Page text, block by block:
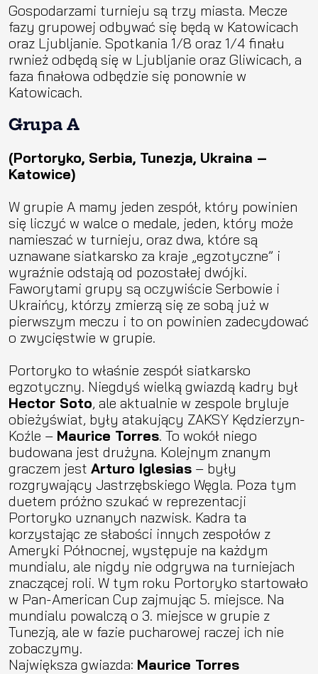
Gospodarzami turnieju są trzy miasta. Mecze
fazy grupowej odbywać się będą w Katowicach
oraz Ljubljanie. Spotkania 1/8 oraz 1/4 finału
rwnież odbędą się w Ljubljanie oraz Gliwicach, a
faza finałowa odbędzie się ponownie w
Katowicach.
Grupa A
(Portoryko, Serbia, Tunezja, Ukraina –
Katowice)
W grupie A mamy jeden zespół, który powinien
się liczyć w walce o medale, jeden, który może
namieszać w turnieju, oraz dwa, które są
uznawane siatkarsko za kraje „egzotyczne” i
wyraźnie odstają od pozostałej dwójki.
Faworytami grupy są oczywiście Serbowie i
Ukraińcy, którzy zmierzą się ze sobą już w
pierwszym meczu i to on powinien zadecydować
o zwycięstwie w grupie.
Portoryko to właśnie zespół siatkarsko
egzotyczny. Niegdyś wielką gwiazdą kadry był
Hector Soto, ale aktualnie w zespole bryluje
obieżyświat, były atakujący ZAKSY Kędzierzyn-
Koźle – Maurice Torres. To wokół niego
budowana jest drużyna. Kolejnym znanym
graczem jest Arturo Iglesias – były
rozgrywający Jastrzębskiego Węgla. Poza tym
duetem próżno szukać w reprezentacji
Portoryko uznanych nazwisk. Kadra ta
korzystając ze słabości innych zespołów z
Ameryki Północnej, występuje na każdym
mundialu, ale nigdy nie odgrywa na turniejach
znaczącej roli. W tym roku Portoryko startowało
w Pan-American Cup zajmując 5. miejsce. Na
mundialu powalczą o 3. miejsce w grupie z
Tunezją, ale w fazie pucharowej raczej ich nie
zobaczymy.
Największa gwiazda: Maurice Torres